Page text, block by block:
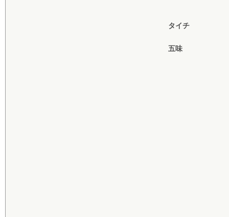
タイチ
五味